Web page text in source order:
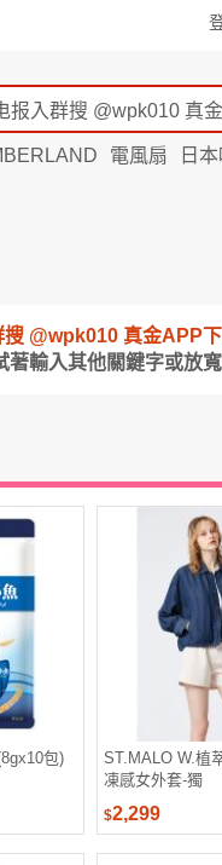
電風扇 日
@wpk010 真金APP
輸入其他關鍵字或放
包)
ST.MALO W.植
凍感女外套-獨
$2,299